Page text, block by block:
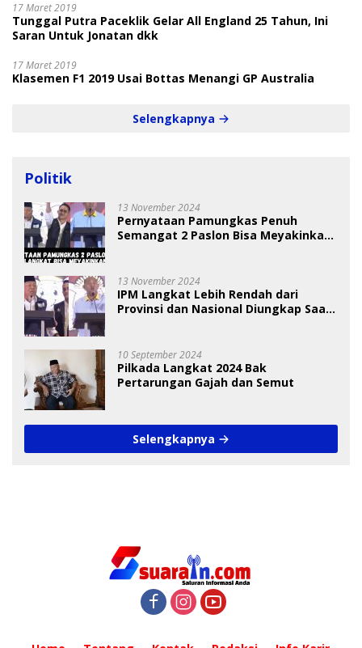
17 Maret 2019
Tunggal Putra Paceklik Gelar All England 25 Tahun, Ini
Saran Untuk Jonatan dkk
17 Maret 2019
Klasemen F1 2019 Usai Bottas Menangi GP Australia
Selengkapnya
Politik
13 November 2024
Pernyataan Pamungkas Penuh
Semangat 2 Paslon Bisa Meyakinkan
13 November 2024
IPM Langkat Lebih Rendah dari
Provinsi dan Nasional Diungkap Saat
10 September 2024
Pilkada Langkat 2024 Bak
Pertarungan Gajah dan Semut
Selengkapnya